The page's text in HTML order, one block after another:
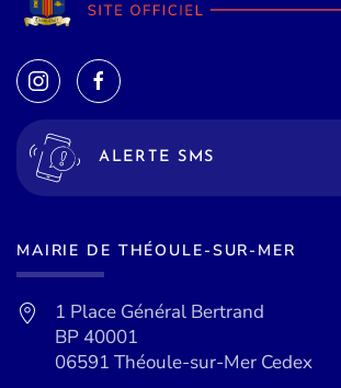
ALERTE SMS
MAIRIE DE THÉOULE-SUR-MER
1 Place Général Bertrand
BP 40001
06591 Théoule-sur-Mer Cedex